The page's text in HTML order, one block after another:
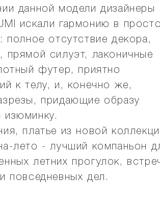
данной модели дизайнеры
искали гармонию в
полное отсутствие декора,
прямой силуэт, лаконичные
футер, приятно
к телу, и, конечно же,
придающие образу
платье из новой
лето - лучший компаньон
летних прогулок,
повседневных дел.